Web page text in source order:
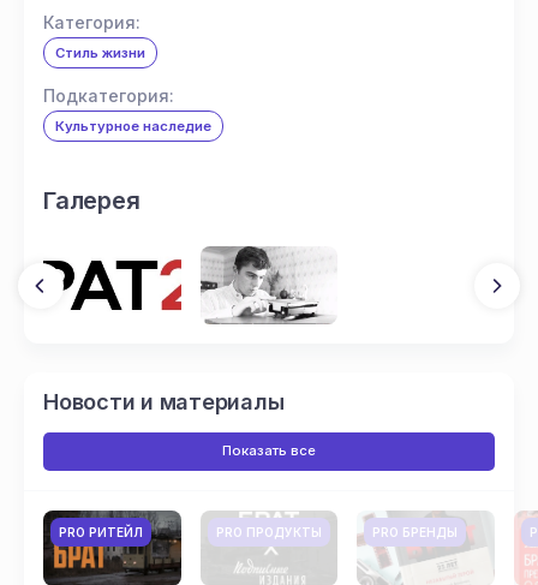
Категория:
Стиль жизни
Подкатегория:
Культурное наследие
Галерея
Новости и материалы
Показать все
PRO РИТЕЙЛ PRO ПРОДУКТЫ PRO БРЕНДЫ